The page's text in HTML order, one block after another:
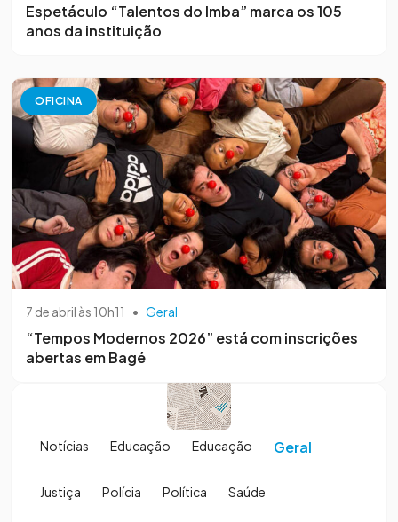
Espetáculo “Talentos do Imba” marca os 105
anos da instituição
OFICINA
7 de abril às 10h11 • Geral
“Tempos Modernos 2026” está com inscrições
abertas em Bagé
Notícias Educação Educação Geral
Justiça Polícia Política Saúde